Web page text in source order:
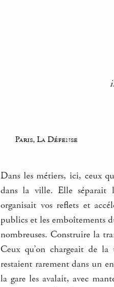
Paris, La Défense
Dans les métiers, ici, ceux
dans la ville. Elle séparait
organisait vos reflets et
publics et les emboîtements
nombreuses. Construire la
Ceux qu’on chargeait de
restaient rarement dans un
la gare les avalait, avec